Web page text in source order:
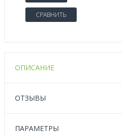
СРАВНИТЬ
ОПИСАНИЕ
ОТЗЫВЫ
ПАРАМЕТРЫ